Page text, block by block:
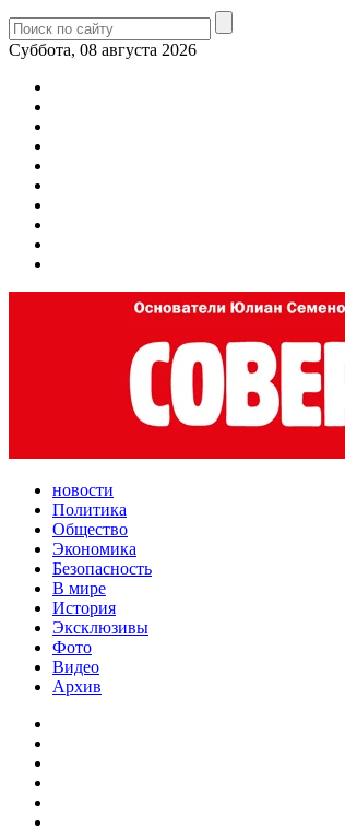
Суббота, 08 августа 2026
новости
Политика
Общество
Экономика
Безопасность
В мире
История
Эксклюзивы
Фото
Видео
Архив